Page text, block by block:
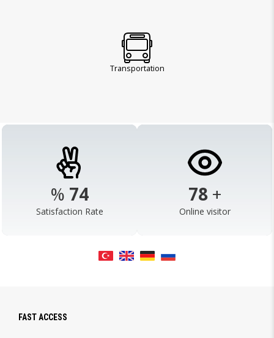
Transportation
% 98
Satisfaction Rate
103 +
Online visitor
FAST ACCESS